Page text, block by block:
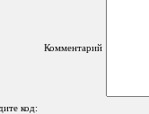
Комментарий
код: